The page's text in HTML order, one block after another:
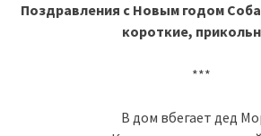
Поздравления с Новым годом
короткие,
***
В дом вбегает дед